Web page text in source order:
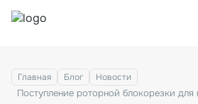
Главная Блог Новости